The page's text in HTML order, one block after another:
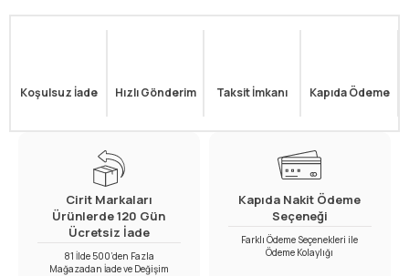
Koşulsuz İade Hızlı Gönderim Taksit İmkanı Kapıda Ödeme
Cirit Markaları
Ürünlerde 120 Gün
Ücretsiz İade
81 İlde 500’den Fazla
Mağazadan İade ve Değişim
Kapıda Nakit Ödeme
Seçeneği
Farklı Ödeme Seçenekleri ile
Ödeme Kolaylığı